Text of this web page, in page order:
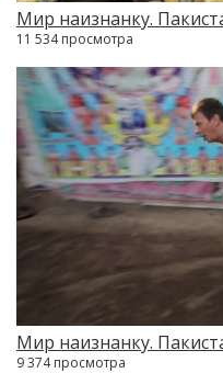
Мир наизнанку.
11 534 просмотра
Мир наизнанку.
9 374 просмотра